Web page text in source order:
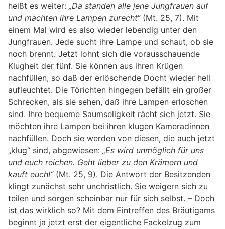
heißt es weiter: „Da standen alle jene Jungfrauen auf
und machten ihre Lampen zurecht“(Mt. 25, 7). Mit
einem Mal wird es also wieder lebendig unter den
Jungfrauen. Jede sucht ihre Lampe und schaut, ob sie
noch brennt. Jetzt lohnt sich die vorausschauende
Klugheit der fünf. Sie können aus ihren Krügen
nachfüllen, so daß der erlöschende Docht wieder hell
aufleuchtet. Die Törichten hingegen befällt ein großer
Schrecken, als sie sehen, daß ihre Lampen erloschen
sind. Ihre bequeme Saumseligkeit rächt sich jetzt. Sie
möchten ihre Lampen bei ihren klugen Kameradinnen
nachfüllen. Doch sie werden von diesen, die auch jetzt
„klug“ sind, abgewiesen: „Es wird unmöglich für uns
und euch reichen. Geht lieber zu den Krämern und
kauft euch!“(Mt. 25, 9). Die Antwort der Besitzenden
klingt zunächst sehr unchristlich. Sie weigern sich zu
teilen und sorgen scheinbar nur für sich selbst. – Doch
ist das wirklich so? Mit dem Eintreffen des Bräutigams
beginnt ja jetzt erst der eigentliche Fackelzug zum